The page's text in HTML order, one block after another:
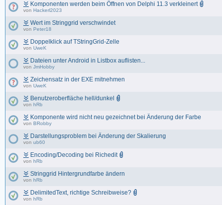
Komponenten werden beim Öffnen von Delphi 11.3 verkleinert
von Hackerl2023
Wert im Stringgrid verschwindet
von Peter18
Doppelklick auf TStringGrid-Zelle
von UweK
Dateien unter Android in Listbox auflisten...
von JmHobby
Zeichensatz in der EXE mitnehmen
von UweK
Benutzeroberfläche hell/dunkel
von hRb
Komponente wird nicht neu gezeichnet bei Änderung der Farbe
von BRobby
Darstellungsproblem bei Änderung der Skalierung
von ub60
Encoding/Decoding bei Richedit
von hRb
Stringgrid Hintergrundfarbe ändern
von hRb
DelimitedText, richtige Schreibweise?
von hRb